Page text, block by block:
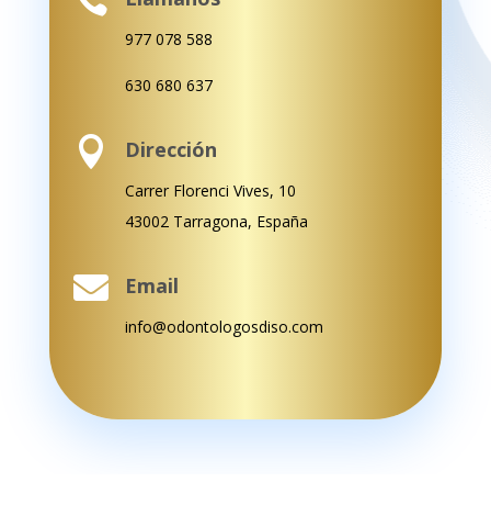
977 078 588
630 680 637
 Dirección
Carrer Florenci Vives, 10
43002 Tarragona, España
 Email
info@odontologosdiso.com